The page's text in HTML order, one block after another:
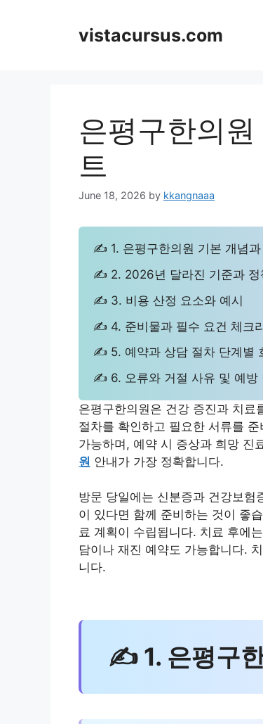
vistacursus.com
은평구한의
트
June 18, 2026 by kkangnaaa
✍ 1. 은평구한의원 기본 개념과
✍ 2. 2026년 달라진 기준과 정
✍ 3. 비용 산정 요소와 예시
✍ 4. 준비물과 필수 요건 체크
✍ 5. 예약과 상담 절차 단계별
✍ 6. 오류와 거절 사유 및 예방
은평구한의원은 건강 증진과 치
절차를 확인하고 필요한 서류를
가능하며, 예약 시 증상과 희망 진
원 안내가 가장 정확합니다.
방문 당일에는 신분증과 건강보
이 있다면 함께 준비하는 것이 좋
료 계획이 수립됩니다. 치료 후에
담이나 재진 예약도 가능합니다.
니다.
✍ 1. 은평구